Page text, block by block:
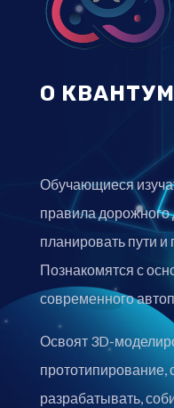
О
Обучающиеся
правила дорожного
планировать пути
Познакомятся с
современного
Освоят 3D-
прототипирование,
разрабатывать,